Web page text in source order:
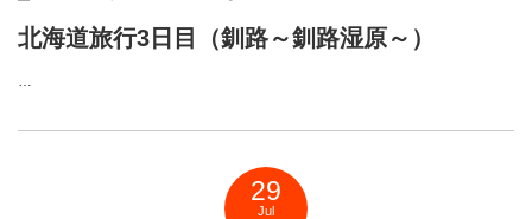
北海道旅行3日目（釧路～釧路湿原～）
…
29
Jul